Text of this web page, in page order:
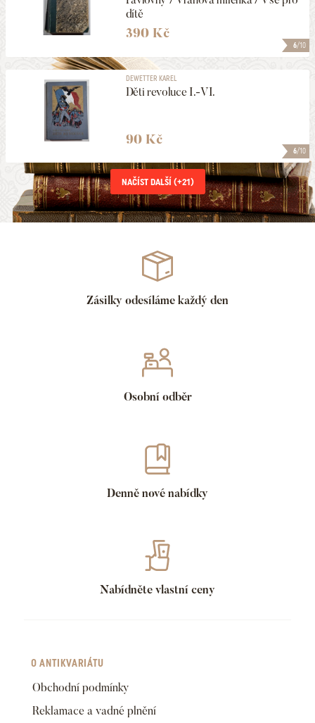
6/10
dítě
390 Kč
6/10
DEWETTER KAREL
Děti revoluce I.-VI.
90 Kč
NAČÍST DALŠÍ (+21)
Zásilky odesíláme každý den
Osobní odběr
Denně nové nabídky
Nabídněte vlastní ceny
O ANTIKVARIÁTU
Obchodní podmínky
Reklamace a vadné plnění